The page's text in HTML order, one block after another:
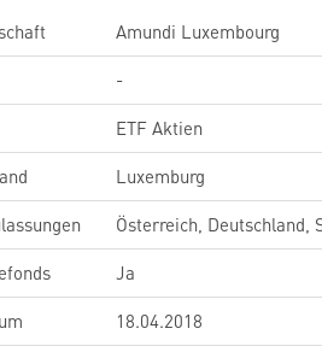
Amundi Luxembourg
-
ETF Aktien
Luxemburg
Österreich, Deutschland,
Ja
18.04.2018